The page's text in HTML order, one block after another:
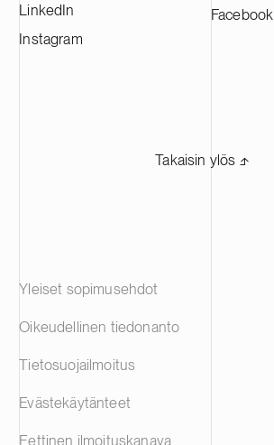
LinkedIn
Instagram
Facebook
Takaisin ylös ⬏
Yleiset sopimusehdot
Oikeudellinen tiedonanto
Tietosuojailmoitus
Evästekäytänteet
Eettinen ilmoituskanava